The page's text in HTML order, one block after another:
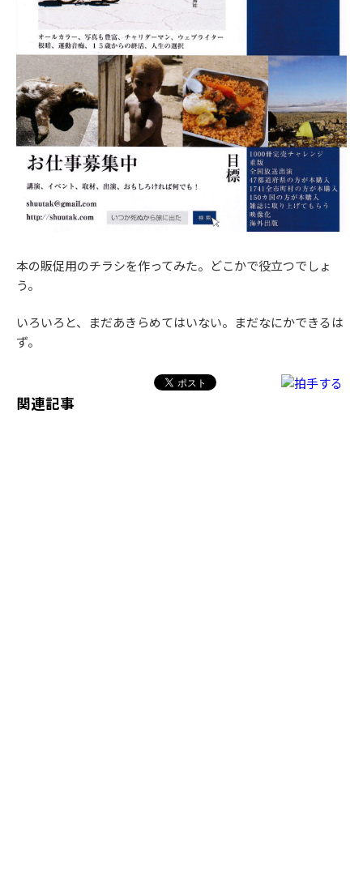
本の販促用のチラシを作ってみた。どこかで役立つでしょ
う。
いろいろと、まだあきらめてはいない。まだなにかできるは
ず。
関連記事